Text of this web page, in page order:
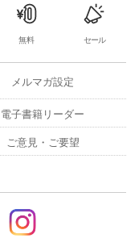
無料 セール
メルマガ設定
電子書籍リーダー
ご意見・ご要望